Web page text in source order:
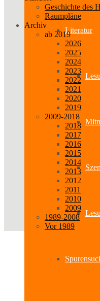
Literatur
Geschichte des
Raumpläne
Archiv
ab 2019
2026
2025
2024
2023
2022
2021
2020
2019
2009-2018
2018
2017
2016
2015
2014
2013
2012
2011
2010
2009
1989-2008
Vor 1989